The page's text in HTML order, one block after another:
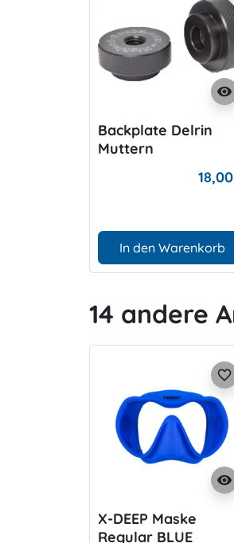
visibility
Backplate Delrin
Muttern
In den Warenkorb
14 andere
visibility
favorite_border
X-DEEP Maske
Regular BLUE